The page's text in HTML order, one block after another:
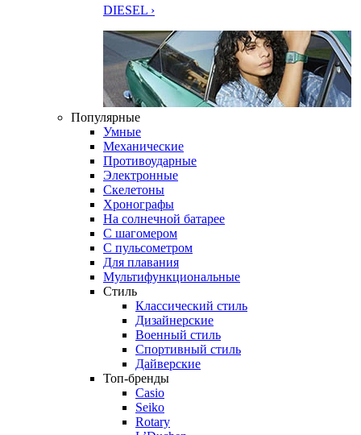
DIESEL ›
Популярные
Умные
Механические
Противоударные
Электронные
Скелетоны
Хронографы
На солнечной батарее
С шагомером
С пульсометром
Для плавания
Мультифункциональные
Стиль
Классический стиль
Дизайнерские
Военный стиль
Спортивный стиль
Дайверские
Топ-бренды
Casio
Seiko
Rotary